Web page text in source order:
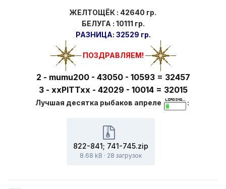
ЖЕЛТОЩЁК : 42640 гр.
БЕЛУГА : 10111 гр.
РАЗНИЦА: 32529 гр.
ПОЗДРАВЛЯЕМ!
2 - mumu200 - 43050 - 10593 = 32457
3 - xxPITTxx - 42029 - 10014 = 32015
Лучшая десятка рыбаков апреле :
822-841; 741-745.zip
8.68 kB · 28 загрузок